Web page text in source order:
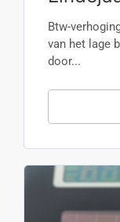
Btw-
van het lage
door...